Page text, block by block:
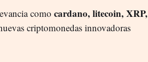
como cardano, litecoin, XRP,
criptomonedas innovadoras